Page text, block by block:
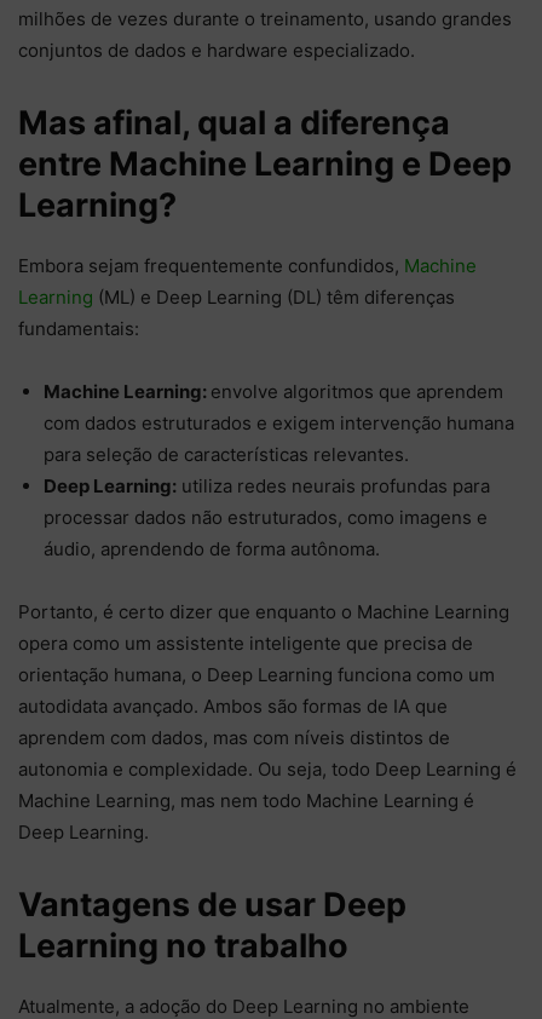
milhões de vezes durante o treinamento, usando grandes
conjuntos de dados e hardware especializado.
Mas afinal, qual a diferença
entre Machine Learning e Deep
Learning?
Embora sejam frequentemente confundidos, Machine
Learning (ML) e Deep Learning (DL) têm diferenças
fundamentais:
Machine Learning: envolve algoritmos que aprendem
com dados estruturados e exigem intervenção humana
para seleção de características relevantes.
Deep Learning: utiliza redes neurais profundas para
processar dados não estruturados, como imagens e
áudio, aprendendo de forma autônoma.
Portanto, é certo dizer que enquanto o Machine Learning
opera como um assistente inteligente que precisa de
orientação humana, o Deep Learning funciona como um
autodidata avançado. Ambos são formas de IA que
aprendem com dados, mas com níveis distintos de
autonomia e complexidade. Ou seja, todo Deep Learning é
Machine Learning, mas nem todo Machine Learning é
Deep Learning.
Vantagens de usar Deep
Learning no trabalho
Atualmente, a adoção do Deep Learning no ambiente